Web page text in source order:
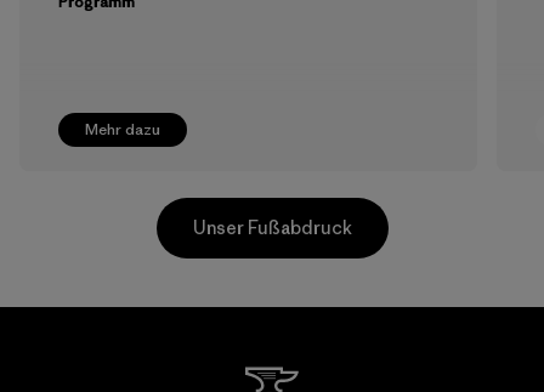
Mehr dazu
Unser Fußabdruck